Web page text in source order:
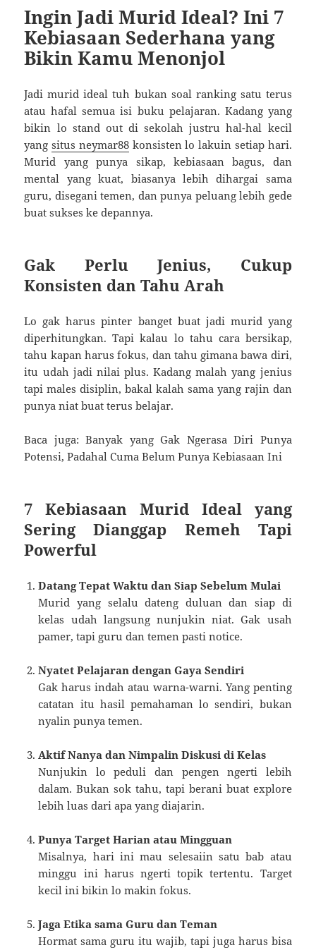
Ingin Jadi Murid Ideal? Ini 7
Kebiasaan Sederhana yang
Bikin Kamu Menonjol
Jadi murid ideal tuh bukan soal ranking satu terus
atau hafal semua isi buku pelajaran. Kadang yang
bikin lo stand out di sekolah justru hal-hal kecil
yangsitus neymar88konsisten lo lakuin setiap hari.
Murid yang punya sikap, kebiasaan bagus, dan
mental yang kuat, biasanya lebih dihargai sama
guru, disegani temen, dan punya peluang lebih gede
buat sukses ke depannya.
Gak Perlu Jenius, Cukup
Konsisten dan Tahu Arah
Lo gak harus pinter banget buat jadi murid yang
diperhitungkan. Tapi kalau lo tahu cara bersikap,
tahu kapan harus fokus, dan tahu gimana bawa diri,
itu udah jadi nilai plus. Kadang malah yang jenius
tapi males disiplin, bakal kalah sama yang rajin dan
punya niat buat terus belajar.
Baca juga: Banyak yang Gak Ngerasa Diri Punya
Potensi, Padahal Cuma Belum Punya Kebiasaan Ini
7 Kebiasaan Murid Ideal yang
Sering Dianggap Remeh Tapi
Powerful
Datang Tepat Waktu dan Siap Sebelum Mulai
Murid yang selalu dateng duluan dan siap di
kelas udah langsung nunjukin niat. Gak usah
pamer, tapi guru dan temen pasti notice.
Nyatet Pelajaran dengan Gaya Sendiri
Gak harus indah atau warna-warni. Yang penting
catatan itu hasil pemahaman lo sendiri, bukan
nyalin punya temen.
Aktif Nanya dan Nimpalin Diskusi di Kelas
Nunjukin lo peduli dan pengen ngerti lebih
dalam. Bukan sok tahu, tapi berani buat explore
lebih luas dari apa yang diajarin.
Punya Target Harian atau Mingguan
Misalnya, hari ini mau selesaiin satu bab atau
minggu ini harus ngerti topik tertentu. Target
kecil ini bikin lo makin fokus.
Jaga Etika sama Guru dan Teman
Hormat sama guru itu wajib, tapi juga harus bisa